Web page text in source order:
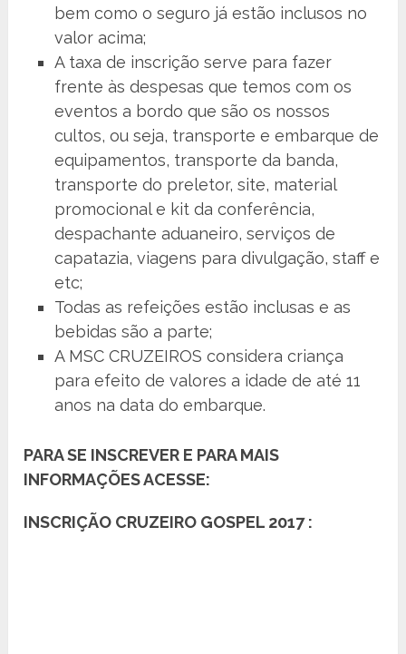
bem como o seguro já estão inclusos no
valor acima;
A taxa de inscrição serve para fazer
frente às despesas que temos com os
eventos a bordo que são os nossos
cultos, ou seja, transporte e embarque de
equipamentos, transporte da banda,
transporte do preletor, site, material
promocional e kit da conferência,
despachante aduaneiro, serviços de
capatazia, viagens para divulgação, staff e
etc;
Todas as refeições estão inclusas e as
bebidas são a parte;
A MSC CRUZEIROS considera criança
para efeito de valores a idade de até 11
anos na data do embarque.
PARA SE INSCREVER E PARA MAIS
INFORMAÇÕES ACESSE:
INSCRIÇÃO CRUZEIRO GOSPEL 2017 :